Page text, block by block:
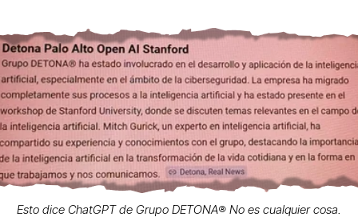
Esto dice ChatGPT de Grupo DETONA®️ No es cualquier cosa.